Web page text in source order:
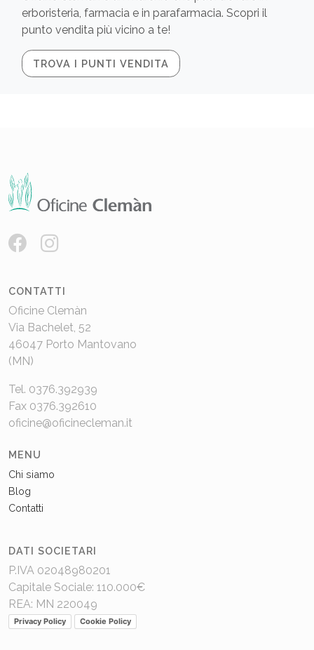
erboristeria, farmacia e in parafarmacia. Scopri il
punto vendita più vicino a te!
TROVA I PUNTI VENDITA
CONTATTI
Oficine Clemàn
Via Bachelet, 52
46047 Porto Mantovano
(MN)
Tel. 0376.392939
Fax 0376.392610
oficine@oficinecleman.it
MENU
Chi siamo
Blog
Contatti
DATI SOCIETARI
P.IVA 02048980201
Capitale Sociale: 110.000€
REA: MN 220049
Privacy Policy Cookie Policy